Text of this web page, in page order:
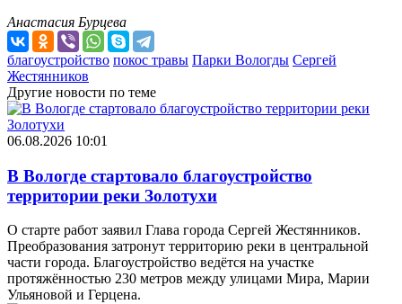
Анастасия Бурцева
благоустройство покос травы Парки Вологды Сергей
Жестянников
Другие новости по теме
06.08.2026 10:01
В Вологде стартовало благоустройство
территории реки Золотухи
О старте работ заявил Глава города Сергей Жестянников.
Преобразования затронут территорию реки в центральной
части города. Благоустройство ведётся на участке
протяжённостью 230 метров между улицами Мира, Марии
Ульяновой и Герцена.